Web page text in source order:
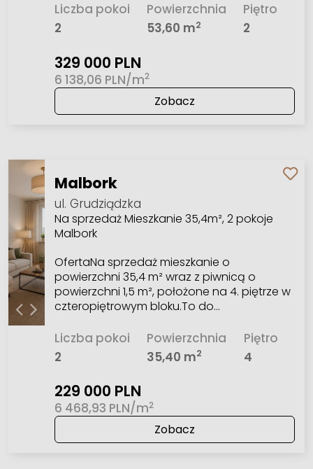
Liczba pokoi
2
Powierzchnia
53,60 m2
Piętro
2
329 000 PLN
6 138,06 PLN/m2
Zobacz
Malbork
ul. Grudziądzka
Na sprzedaż Mieszkanie 35,4m², 2 pokoje
Malbork
OfertaNa sprzedaż mieszkanie o
powierzchni 35,4 m² wraz z piwnicą o
powierzchni 1,5 m², położone na 4. piętrze w
czteropiętrowym bloku.To do…
Liczba pokoi
2
Powierzchnia
35,40 m2
Piętro
4
229 000 PLN
6 468,93 PLN/m2
Zobacz